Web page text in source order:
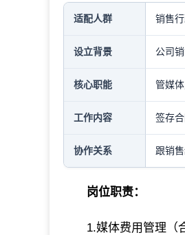
适配人群 销售
设立背景 公司
核心职能 管媒
工作内容 签存
协作关系 跟销
岗位职责：
1.媒体费用管理（